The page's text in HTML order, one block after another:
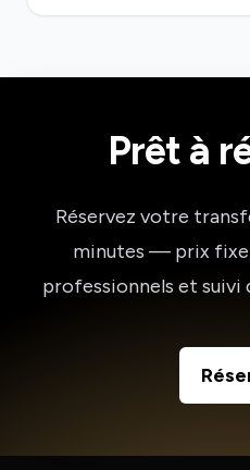
Prêt à
Réservez votre
minutes — prix
professionnels et suivi